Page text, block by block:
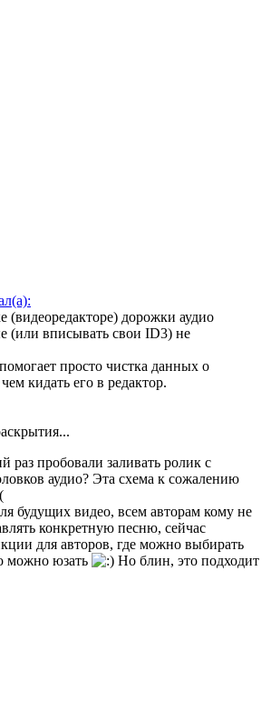
(видеоредакторе) дорожки аудио
(или вписывать свои ID3) не
просто чистка данных о
кидать его в редактор.
раз пробовали заливать ролик с
аудио? Эта схема к сожалению
будущих видео, всем авторам кому не
конкретную песню, сейчас
для авторов, где можно выбирать
можно юзать
Но блин, это подходит